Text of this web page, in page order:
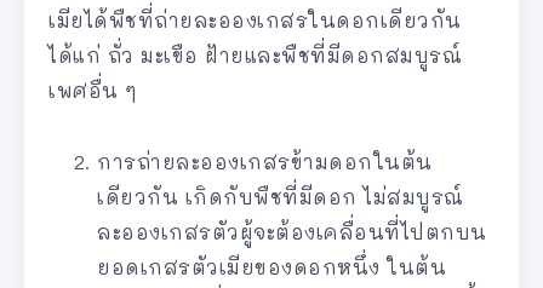
เมียได้พืชที่ถ่ายละอองเกสรในดอกเดียวกัน
ได้แก่ ถั่ว มะเขือ ฝ้ายและพืชที่มีดอกสมบูรณ์
เพศอื่น ๆ
การถ่ายละอองเกสรข้ามดอกในต้น
เดียวกัน เกิดกับพืชที่มีดอก ไม่สมบูรณ์
ละอองเกสรตัวผู้จะต้องเคลื่อนที่ไปตกบน
ยอดเกสรตัวเมียของดอกหนึ่ง ในต้น